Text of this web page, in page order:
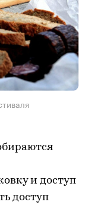
и доступ
доступ